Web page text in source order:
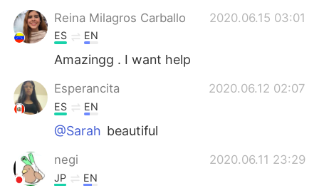
Türkçe Tiếng Việt
Português
Reina Milagros Carballo
2020.06.15 03:01
ES EN
Amazingg . I want help
Esperancita 2020.06.12 02:07
ES EN
@Sarah beautiful
negi 2020.06.11 23:29
JP EN